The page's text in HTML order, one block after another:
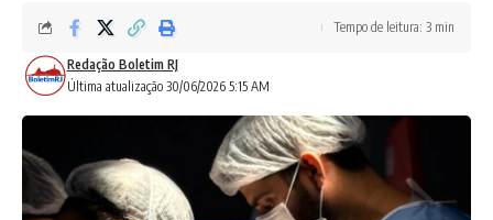
Última atualização 30/06/2026 5:15 AM
Redação Boletim RJ
Tempo de leitura: 3 min